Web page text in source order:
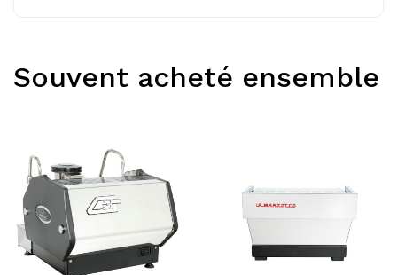
Souvent acheté ensemble